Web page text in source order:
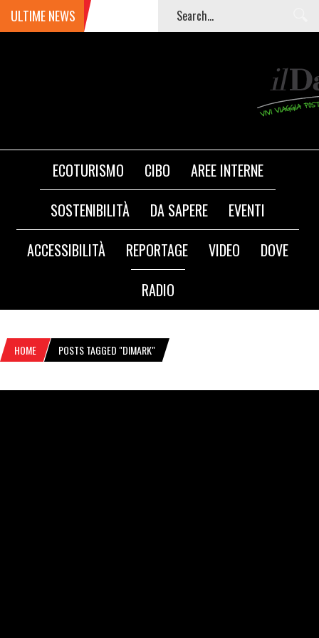
ULTIME NEWS
ECOTURISMO CIBO
AREE INTERNE
SOSTENIBILITÀ
DA SAPERE
EVENTI
ACCESSIBILITÀ
REPORTAGE VIDEO
DOVE
RADIO
HOME POSTS TAGGED "DIMARK"